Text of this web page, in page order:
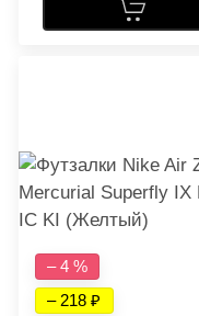
– 4 %
– 218